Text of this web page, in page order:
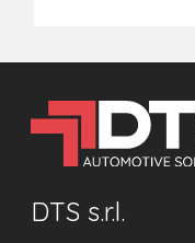
DTS s.r.l.